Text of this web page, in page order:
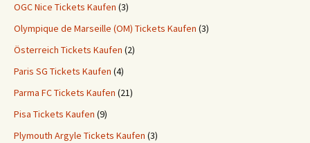
OGC Nice Tickets Kaufen (3)
Olympique de Marseille (OM) Tickets Kaufen (3)
Österreich Tickets Kaufen (2)
Paris SG Tickets Kaufen (4)
Parma FC Tickets Kaufen (21)
Pisa Tickets Kaufen (9)
Plymouth Argyle Tickets Kaufen (3)